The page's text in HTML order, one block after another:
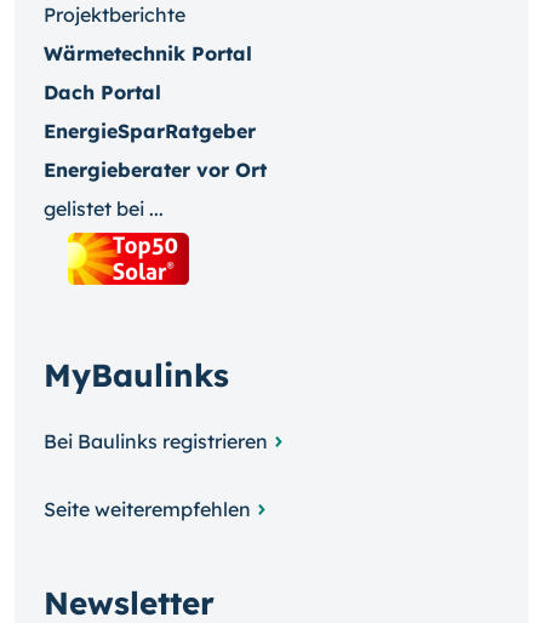
Projektberichte
Wärmetechnik Portal
Dach Portal
EnergieSparRatgeber
Energieberater vor Ort
gelistet bei ...
MyBaulinks
Bei Baulinks registrieren
Seite weiterempfehlen
Newsletter